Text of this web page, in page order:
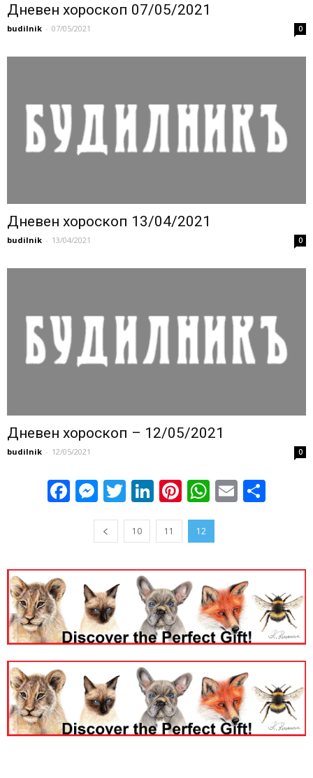
Дневен хороскоп 07/05/2021
budilnik - 07/05/2021 0
Дневен хороскоп 13/04/2021
budilnik - 13/04/2021 0
Дневен хороскоп – 12/05/2021
budilnik - 12/05/2021 0
Facebook
Messenger
Twitter
LinkedIn
Pinterest
WhatsApp
Email
10 11 12